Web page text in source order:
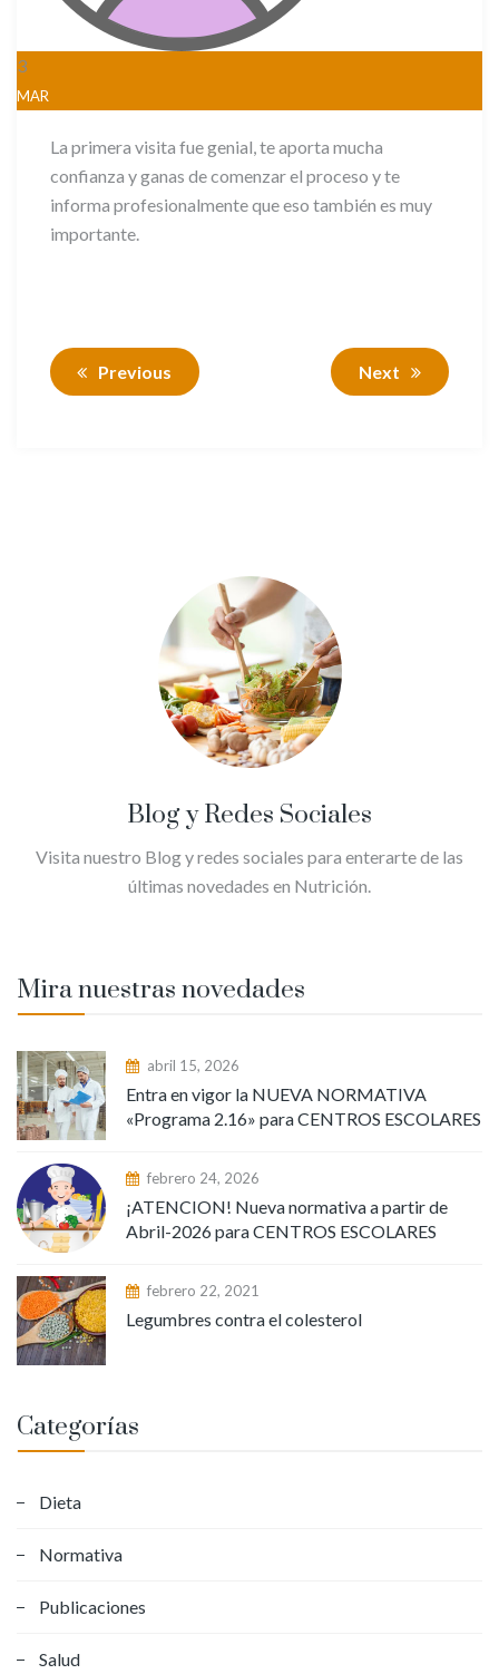
3
MAR
La primera visita fue genial, te aporta mucha
confianza y ganas de comenzar el proceso y te
informa profesionalmente que eso también es muy
importante.
Previous Next
Blog y Redes Sociales
Visita nuestro Blog y redes sociales para enterarte de las
últimas novedades en Nutrición.
Mira nuestras novedades
abril 15, 2026
Entra en vigor la NUEVA NORMATIVA
«Programa 2.16» para CENTROS ESCOLARES
febrero 24, 2026
¡ATENCION! Nueva normativa a partir de
Abril-2026 para CENTROS ESCOLARES
febrero 22, 2021
Legumbres contra el colesterol
Categorías
Dieta
Normativa
Publicaciones
Salud